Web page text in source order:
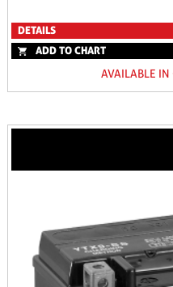
DETAILS
ADD TO CHART
AVAILABLE IN